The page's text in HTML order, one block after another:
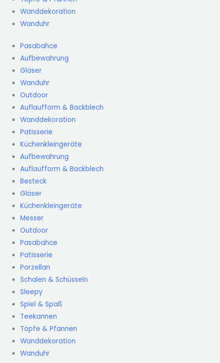
Wanddekoration
Wanduhr
Pasabahce
Aufbewahrung
Gläser
Wanduhr
Outdoor
Auflaufform & Backblech
Wanddekoration
Patisserie
Küchenkleingeräte
Aufbewahrung
Auflaufform & Backblech
Besteck
Gläser
Küchenkleingeräte
Messer
Outdoor
Pasabahce
Patisserie
Porzellan
Schalen & Schüsseln
Sleepy
Spiel & Spaß
Teekannen
Töpfe & Pfannen
Wanddekoration
Wanduhr